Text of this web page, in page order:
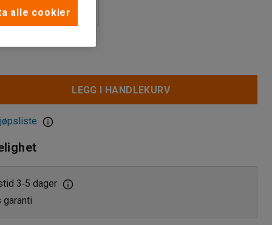
LEGG I HANDLEKURV
3‑5 dager
garanti
alle cookier